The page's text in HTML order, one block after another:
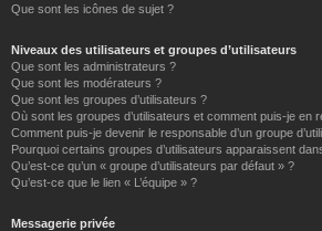
Que sont les icônes de sujet ?
Niveaux des utilisateurs et groupes d’utilisateurs
Que sont les administrateurs ?
Que sont les modérateurs ?
Que sont les groupes d’utilisateurs ?
Où sont les groupes d’utilisateurs et comment puis-je en
Comment puis-je devenir le responsable d’un groupe
Pourquoi certains groupes d’utilisateurs apparaissent
Qu’est-ce qu’un « groupe d’utilisateurs par défaut » ?
Qu’est-ce que le lien « L’équipe » ?
Messagerie privée